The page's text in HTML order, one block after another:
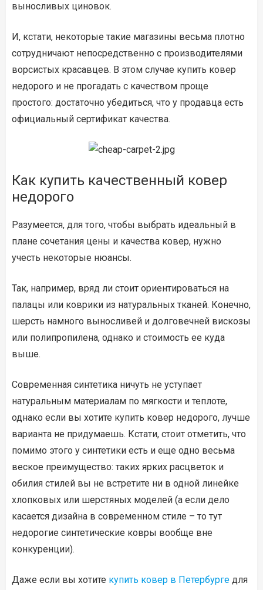
выносливых циновок.
И, кстати, некоторые такие магазины весьма плотно
сотрудничают непосредственно с производителями
ворсистых красавцев. В этом случае купить ковер
недорого и не прогадать с качеством проще
простого: достаточно убедиться, что у продавца есть
официальный сертификат качества.
Как купить качественный ковер
недорого
Разумеется, для того, чтобы выбрать идеальный в
плане сочетания цены и качества ковер, нужно
учесть некоторые нюансы.
Так, например, вряд ли стоит ориентироваться на
палацы или коврики из натуральных тканей. Конечно,
шерсть намного выносливей и долговечней вискозы
или полипропилена, однако и стоимость ее куда
выше.
Современная синтетика ничуть не уступает
натуральным материалам по мягкости и теплоте,
однако если вы хотите купить ковер недорого, лучше
варианта не придумаешь. Кстати, стоит отметить, что
помимо этого у синтетики есть и еще одно весьма
веское преимущество: таких ярких расцветок и
обилия стилей вы не встретите ни в одной линейке
хлопковых или шерстяных моделей (а если дело
касается дизайна в современном стиле – то тут
недорогие синтетические ковры вообще вне
конкуренции).
Даже если вы хотите купить ковер в Петербурге для